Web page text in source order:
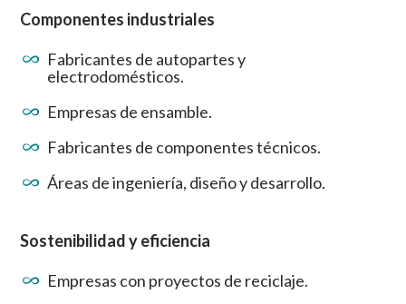
Componentes industriales
Fabricantes de autopartes y
electrodomésticos.
Empresas de ensamble.
Fabricantes de componentes técnicos.
Áreas de ingeniería, diseño y desarrollo.
Sostenibilidad y eficiencia
Empresas con proyectos de reciclaje.